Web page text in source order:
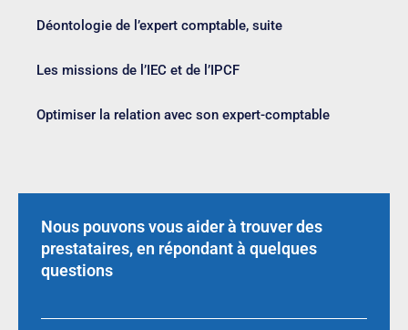
Déontologie de l’expert comptable, suite
Les missions de l’IEC et de l’IPCF
Optimiser la relation avec son expert-comptable
Nous pouvons vous aider à trouver des
prestataires, en répondant à quelques
questions